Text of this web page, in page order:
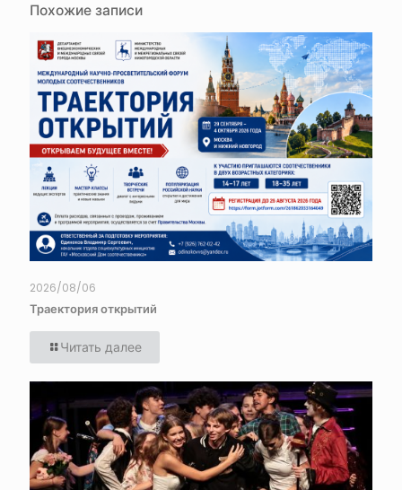
Похожие записи
2026/08/06
Траектория открытий
Читать далее